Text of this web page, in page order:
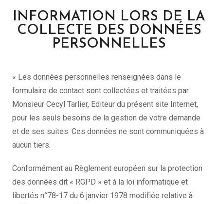
INFORMATION LORS DE LA
COLLECTE DES DONNÉES
PERSONNELLES
« Les données personnelles renseignées dans le
formulaire de contact sont collectées et traitées par
Monsieur Cecyl Tarlier, Editeur du présent site Internet,
pour les seuls besoins de la gestion de votre demande
et de ses suites. Ces données ne sont communiquées à
aucun tiers.
Conformément au Règlement européen sur la protection
des données dit « RGPD » et à la loi informatique et
libertés n°78-17 du 6 janvier 1978 modifiée relative à